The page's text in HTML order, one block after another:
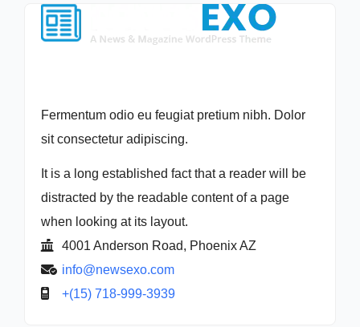
Fermentum odio eu feugiat pretium nibh. Dolor
sit consectetur adipiscing.
It is a long established fact that a reader will be
distracted by the readable content of a page
when looking at its layout.
4001 Anderson Road, Phoenix AZ
info@newsexo.com
+(15) 718-999-3939